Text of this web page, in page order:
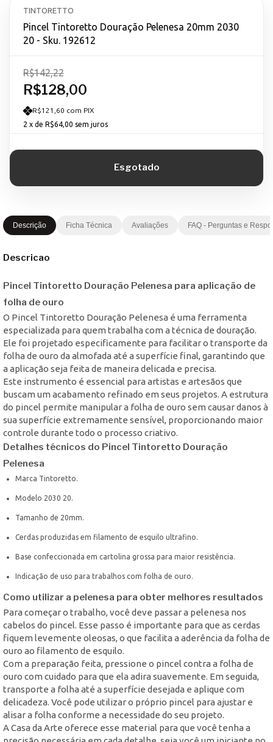
TINTORETTO
Pincel Tintoretto Douração Pelenesa 20mm 2030
20 - Sku. 192612
R$128,00
R$142,22
R$121,60 com PIX
2 x de R$64,00 sem juros
Descrição Ficha Técnica Avaliações FAQ - Perguntas e
Descricao
Pincel Tintoretto Douração Pelenesa para aplicação de
folha de ouro
O Pincel Tintoretto Douração Pelenesa é uma ferramenta
especializada para quem trabalha com a técnica de douração.
Ele foi projetado especificamente para facilitar o transporte da
folha de ouro da almofada até a superfície final, garantindo que
a aplicação seja feita de maneira delicada e precisa.
Este instrumento é essencial para artistas e artesãos que
buscam um acabamento refinado em seus projetos. A estrutura
do pincel permite manipular a folha de ouro sem causar danos à
sua superfície extremamente sensível, proporcionando maior
controle durante todo o processo criativo.
Detalhes técnicos do Pincel Tintoretto Douração
Pelenesa
Marca Tintoretto.
Modelo 2030 20.
Tamanho de 20mm.
Cerdas produzidas em filamento de esquilo ultrafino.
Base confeccionada em cartolina grossa para maior resistência.
Indicação de uso para trabalhos com folha de ouro.
Como utilizar a pelenesa para obter melhores resultados
Para começar o trabalho, você deve passar a pelenesa nos
cabelos do pincel. Esse passo é importante para que as cerdas
fiquem levemente oleosas, o que facilita a aderência da folha de
ouro ao filamento de esquilo.
Com a preparação feita, pressione o pincel contra a folha de
ouro com cuidado para que ela adira suavemente. Em seguida,
transporte a folha até a superfície desejada e aplique com
delicadeza. Você pode utilizar o próprio pincel para ajustar e
alisar a folha conforme a necessidade do seu projeto.
A Casa da Arte oferece esse material para que você tenha a